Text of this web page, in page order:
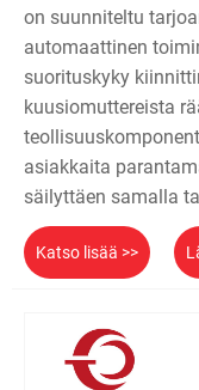
on suunniteltu
automaattinen
suorituskyky
kuusiomuttereista
asiakkaita
säilyttäen samalla
Katso lisää >>